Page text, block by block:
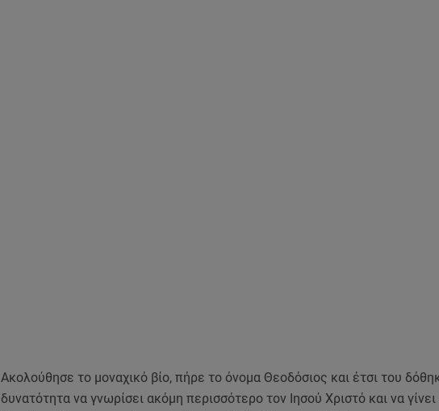
Ακολούθησε το μοναχικό βίο, πήρε το όνομα Θεοδόσιος και έτσι του
δυνατότητα να γνωρίσει ακόμη περισσότερο τον Ιησού Χριστό και να